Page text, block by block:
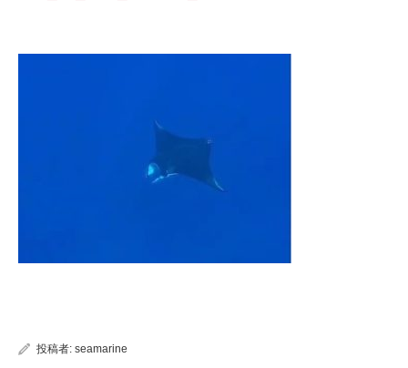
投稿者: seamarine